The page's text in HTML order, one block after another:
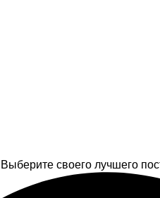
своего лучшего